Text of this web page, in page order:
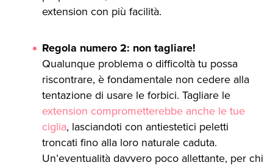
extension con più facilità.
Regola numero 2: non tagliare!
Qualunque problema o difficoltà tu possa
riscontrare, è fondamentale non cedere alla
tentazione di usare le forbici. Tagliare le
extension comprometterebbe anche le tue
ciglia, lasciandoti con antiestetici peletti
troncati fino alla loro naturale caduta.
Un’eventualità davvero poco allettante, per chi